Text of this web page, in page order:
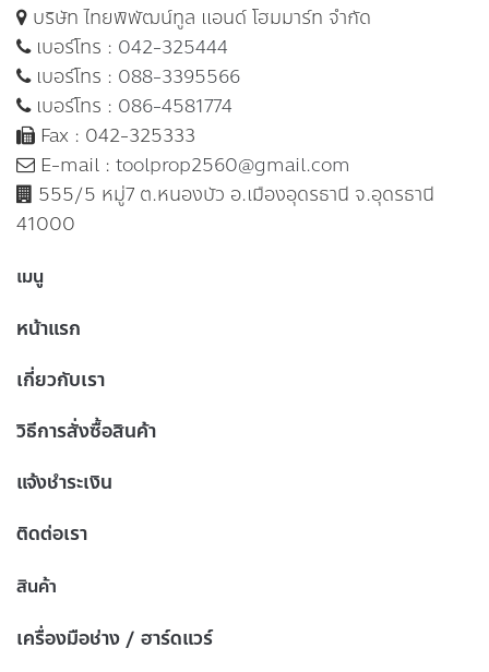
บริษัท ไทยพิพัฒน์ทูล แอนด์ โฮมมาร์ท จำกัด
เบอร์โทร : 042-325444
เบอร์โทร : 088-3395566
เบอร์โทร : 086-4581774
Fax : 042-325333
E-mail : toolprop2560@gmail.com
555/5 หมู่7 ต.หนองบัว อ.เมืองอุดรธานี จ.อุดรธานี
41000
เมนู
หน้าแรก
เกี่ยวกับเรา
วิธีการสั่งซื้อสินค้า
แจ้งชำระเงิน
ติดต่อเรา
สินค้า
เครื่องมือช่าง / ฮาร์ดแวร์